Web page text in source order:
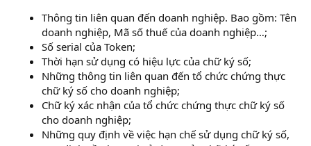
Thông tin liên quan đến doanh nghiệp. Bao gồm: Tên
doanh nghiệp, Mã số thuế của doanh nghiệp…;
Số serial của Token;
Thời hạn sử dụng có hiệu lực của chữ ký số;
Những thông tin liên quan đến tổ chức chứng thực
chữ ký số cho doanh nghiệp;
Chữ ký xác nhận của tổ chức chứng thực chữ ký số
cho doanh nghiệp;
Những quy định về việc hạn chế sử dụng chữ ký số,